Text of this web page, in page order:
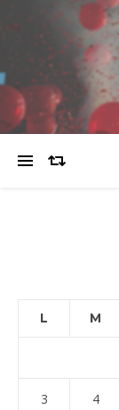
L M
3 4